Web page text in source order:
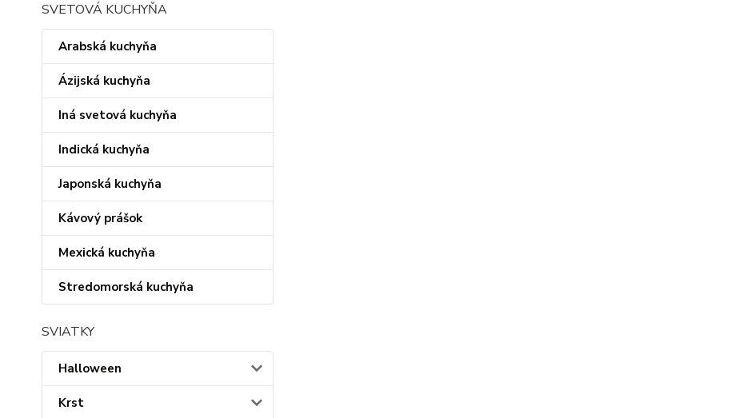
SVETOVÁ KUCHYŇA
Arabská kuchyňa
Ázijská kuchyňa
Iná svetová kuchyňa
Indická kuchyňa
Japonská kuchyňa
Kávový prášok
Mexická kuchyňa
Stredomorská kuchyňa
SVIATKY
Halloween
Krst